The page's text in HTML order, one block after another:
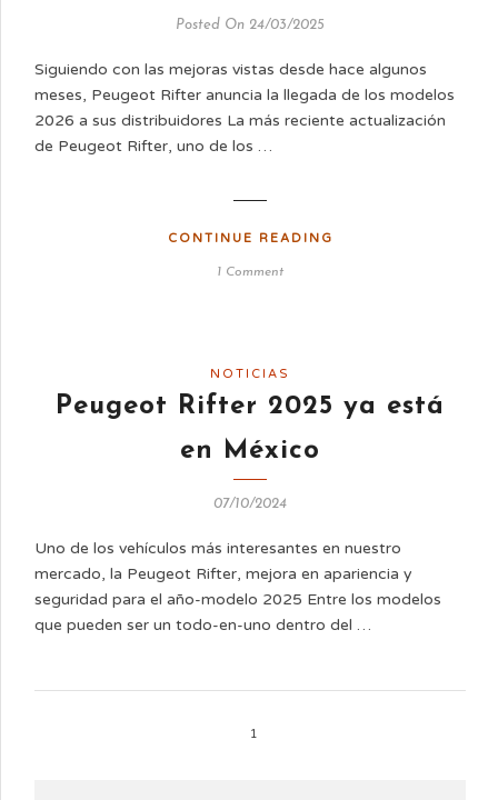
Posted On 24/03/2025
Siguiendo con las mejoras vistas desde hace algunos
meses, Peugeot Rifter anuncia la llegada de los modelos
2026 a sus distribuidores La más reciente actualización
de Peugeot Rifter, uno de los …
CONTINUE READING
1 Comment
NOTICIAS
Peugeot Rifter 2025 ya está
en México
07/10/2024
Uno de los vehículos más interesantes en nuestro
mercado, la Peugeot Rifter, mejora en apariencia y
seguridad para el año-modelo 2025 Entre los modelos
que pueden ser un todo-en-uno dentro del …
1